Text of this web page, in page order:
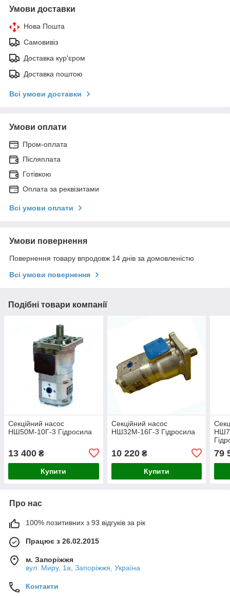
Умови доставки
Нова Пошта
Самовивіз
Доставка кур'єром
Доставка поштою
Всі умови доставки
Умови оплати
Пром-оплата
Післяплата
Готівкою
Оплата за реквізитами
Всі умови оплати
Умови повернення
Повернення товару впродовж 14 днів за домовленістю
Всі умови повернення
Подібні товари компанії
Секційний насос
НШ50М-10Г-3 Гідросила
13 400 ₴
Купити
Секційний насос
НШ32М-16Г-3 Гідросила
10 220₴
Купити
79
Про нас
100% позитивних з 93 відгуків за рік
Працює з 26.02.2015
м. Запоріжжя
вул. Миру, 1а, Запоріжжя, Україна
Контакти